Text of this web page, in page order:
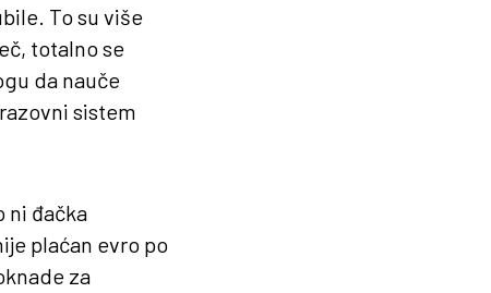
To su više
totalno se
da nauče
sistem
ni đačka
plaćan evro po
za